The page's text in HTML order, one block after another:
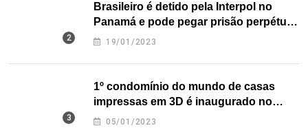
Brasileiro é detido pela Interpol no
Panamá e pode pegar prisão perpétua
nos EUA
19/01/2023
1º condomínio do mundo de casas
impressas em 3D é inaugurado no
Texas
05/01/2023